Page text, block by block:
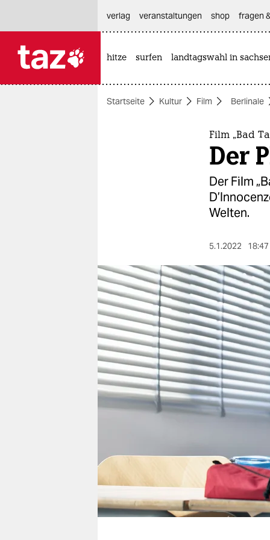
themen
berlin
nord
wahrheit
verlag
verlag
veranstaltungen
unterstützen
abo
genossenschaft
verlag
veranstaltungen shop fragen
hitze surfen landtagswahl in
Startseite Kultur Film Berlinale
Film „Bad
Der
Der Film
Welten.
5.1.2022